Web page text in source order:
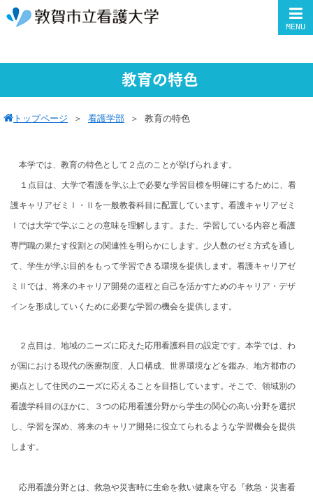
MENU
教育の特色
トップページ ＞ 看護学部 ＞ 教育の特色
本学では、教育の特色として２点のことが挙げられます。
１点目は、大学で看護を学ぶ上で必要な学習目標を明確にするために、看
護キャリアゼミⅠ・Ⅱを一般教養科目に配置しています。看護キャリアゼミ
Ⅰでは大学で学ぶことの意味を理解します。また、学習している内容と看護
専門職の果たす役割との関連性を明らかにします。少人数のゼミ方式を通し
て、学生が学ぶ目的をもって学習できる環境を提供します。看護キャリアゼ
ミⅡでは、将来のキャリア開発の道程と自己を活かすためのキャリア・デザ
インを形成していくために必要な学習の機会を提供します。
２点目は、地域のニーズに応えた応用看護科目の設定です。本学では、わ
が国における現代の医療制度、人口構成、世界環境などを鑑み、地方都市の
拠点として住民のニーズに応えることを目指しています。そこで、領域別の
看護学科目のほかに、３つの応用看護分野から学生の関心の高い分野を選択
し、学習を深め、将来のキャリア開発に役立てられるような学習機会を提供
します。
応用看護分野とは、救急や災害時に生命を救い健康を守る『救急・災害看